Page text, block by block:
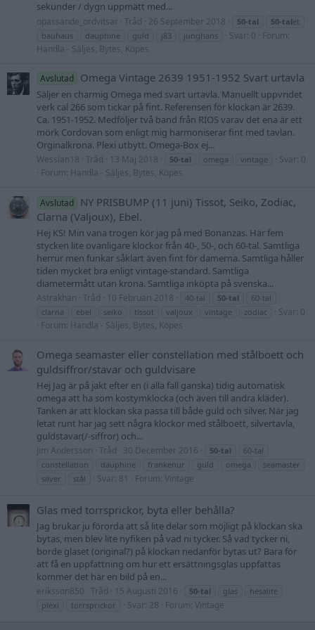
sekunder / dygn uppmätt med...
opassande_ordvitsar Tråd 26 September 2018 50-tal 50-talet
bauhaus
dauphine guld j83 junghans Svar: 0
Forum:
Handla - Säljes, Bytes, Köpes
Avslutad Omega Vintage 2639 1951-1952 Svart urtavla
Säljer en charmig Omega med svart urtavla. Manuellt uppvridet
verk cal 266 som tickar på fint. Referensen för klockan är 2639.
Ca. 1951-1952. Medföljer två band från RIOS varav det ena är ett
mörk Cordovan som enligt mig harmoniserar fint med tavlan.
Orginalkrona. Plexi utbytt. Omega-Box ej...
Wesslan18 Tråd 13 Maj 2018 50-tal omega vintage
Svar: 0
Forum: Handla - Säljes, Bytes, Köpes
Avslutad
NY PRISBUMP (11 juni) Tissot, Seiko, Zodiac,
Clarna (Valjoux), Ebel.
Hej KS! Min vana trogen kör jag på med Bonanzas. Här fem
stycken lite ovanligare klockor från 40-, 50-, och 60-tal. Samtliga
herrur men funkar såklart även fint för damerna. Samtliga håller
tiden mycket bra enligt vintage-standard. Samtliga
diametermått utan krona. Samtliga inköpta på svenska...
Astrakhan Tråd 10 Februari 2018 40-tal 50-tal
60-tal
clarna
ebel seiko tissot valjoux vintage zodiac
Svar: 0
Forum: Handla - Säljes, Bytes, Köpes
Omega seamaster eller constellation med stålboett och
guldsiffror/stavar och guldvisare
Hej Jag är på jakt efter en (i alla fall ganska) tidig automatisk
omega att ha som kostymklocka (och även till andra kläder).
Tanken är att klockan ska passa till både guld och silver. När jag
letat runt har jag sett några klockor med stålboett, silvertavla,
guldstavar(/-siffror) och...
Jim Andersson Tråd 30 December 2016 50-tal
60-tal
constellation
dauphine frankenur guld omega
seamaster
silver
stål Svar: 81 Forum: Vintage
Glas med torrsprickor, byta eller behålla?
Jag brukar ju förorda att så lite delar som möjligt på klockan ska
bytas, men blev lite nyfiken på vad ni tycker. Så vad tycker ni,
borde glaset (original?) på klockan nedanför bytas ut? Bara för
att få en uppfattning om hur ett ersättningsglas uppfattas
kommer det här en bild på en...
eriksson850 Tråd 15 Augusti 2016 50-tal glas
hesalite
plexi
torrsprickor Svar: 28 Forum: Vintage